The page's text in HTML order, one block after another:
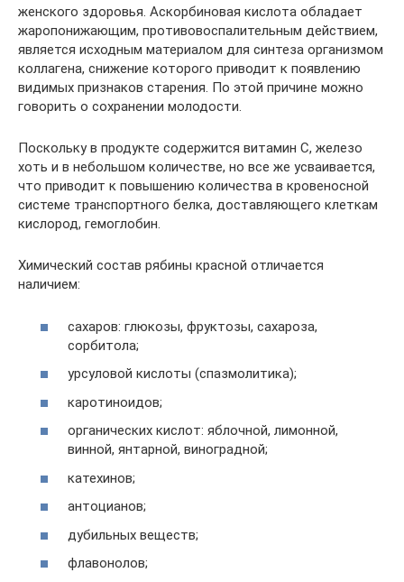
женского здоровья. Аскорбиновая кислота обладает
жаропонижающим, противовоспалительным действием,
является исходным материалом для синтеза организмом
коллагена, снижение которого приводит к появлению
видимых признаков старения. По этой причине можно
говорить о сохранении молодости.
Поскольку в продукте содержится витамин С, железо
хоть и в небольшом количестве, но все же усваивается,
что приводит к повышению количества в кровеносной
системе транспортного белка, доставляющего клеткам
кислород, гемоглобин.
Химический состав рябины красной отличается
наличием:
сахаров: глюкозы, фруктозы, сахароза,
сорбитола;
урсуловой кислоты (спазмолитика);
каротиноидов;
органических кислот: яблочной, лимонной,
винной, янтарной, виноградной;
катехинов;
антоцианов;
дубильных веществ;
флавонолов;